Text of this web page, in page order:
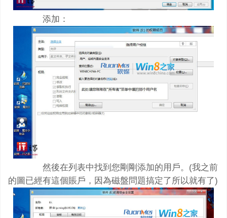
添加：
然後在列表中找到您剛剛添加的用戶。(我之前
的圖已經有這個賬戶，因為磁盤問題搞定了所以就有了)